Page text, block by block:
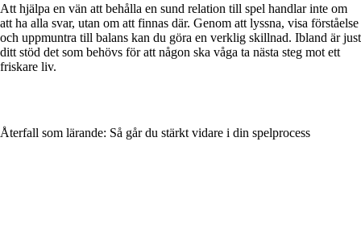
Att hjälpa en vän att behålla en sund relation till spel handlar inte om
att ha alla svar, utan om att finnas där. Genom att lyssna, visa förståelse
och uppmuntra till balans kan du göra en verklig skillnad. Ibland är just
ditt stöd det som behövs för att någon ska våga ta nästa steg mot ett
friskare liv.
Återfall som lärande: Så går du stärkt vidare i din spelprocess